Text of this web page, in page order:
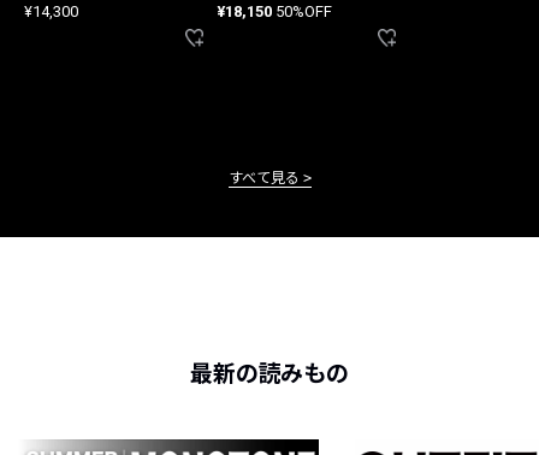
¥14,300 ¥18,150 50%OFF
すべて見る
最新の読みもの